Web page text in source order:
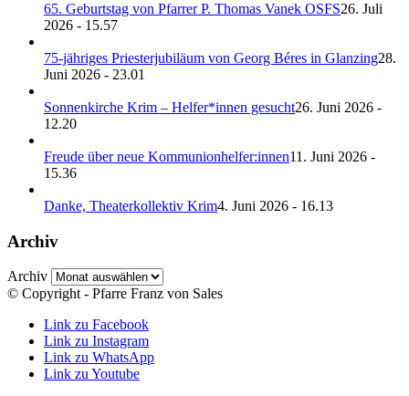
65. Geburtstag von Pfarrer P. Thomas Vanek OSFS26. Juli
2026 - 15.57
75-jähriges Priesterjubiläum von Georg Béres in Glanzing28.
Juni 2026 - 23.01
Sonnenkirche Krim – Helfer*innen gesucht26. Juni 2026 -
12.20
Freude über neue Kommunionhelfer:innen11. Juni 2026 -
15.36
Danke, Theaterkollektiv Krim4. Juni 2026 - 16.13
Archiv
Archiv
© Copyright - Pfarre Franz von Sales
Link zu Facebook
Link zu Instagram
Link zu WhatsApp
Link zu Youtube